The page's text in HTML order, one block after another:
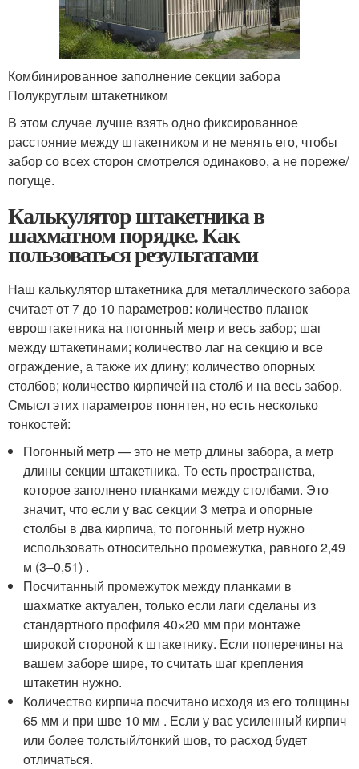
Комбинированное заполнение секции забора
Полукруглым штакетником
В этом случае лучше взять одно фиксированное
расстояние между штакетником и не менять его, чтобы
забор со всех сторон смотрелся одинаково, а не пореже/
погуще.
Калькулятор штакетника в
шахматном порядке. Как
пользоваться результатами
Наш калькулятор штакетника для металлического забора
считает от 7 до 10 параметров: количество планок
евроштакетника на погонный метр и весь забор; шаг
между штакетинами; количество лаг на секцию и все
ограждение, а также их длину; количество опорных
столбов; количество кирпичей на столб и на весь забор.
Смысл этих параметров понятен, но есть несколько
тонкостей:
Погонный метр — это не метр длины забора, а метр
длины секции штакетника. То есть пространства,
которое заполнено планками между столбами. Это
значит, что если у вас секции 3 метра и опорные
столбы в два кирпича, то погонный метр нужно
использовать относительно промежутка, равного 2,49
м (3–0,51) .
Посчитанный промежуток между планками в
шахматке актуален, только если лаги сделаны из
стандартного профиля 40×20 мм при монтаже
широкой стороной к штакетнику. Если поперечины на
вашем заборе шире, то считать шаг крепления
штакетин нужно.
Количество кирпича посчитано исходя из его толщины
65 мм и при шве 10 мм . Если у вас усиленный кирпич
или более толстый/тонкий шов, то расход будет
отличаться.